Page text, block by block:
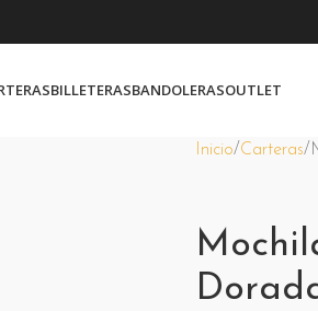
BILLETERASBANDOLERASOUTLET
Inicio Carteras